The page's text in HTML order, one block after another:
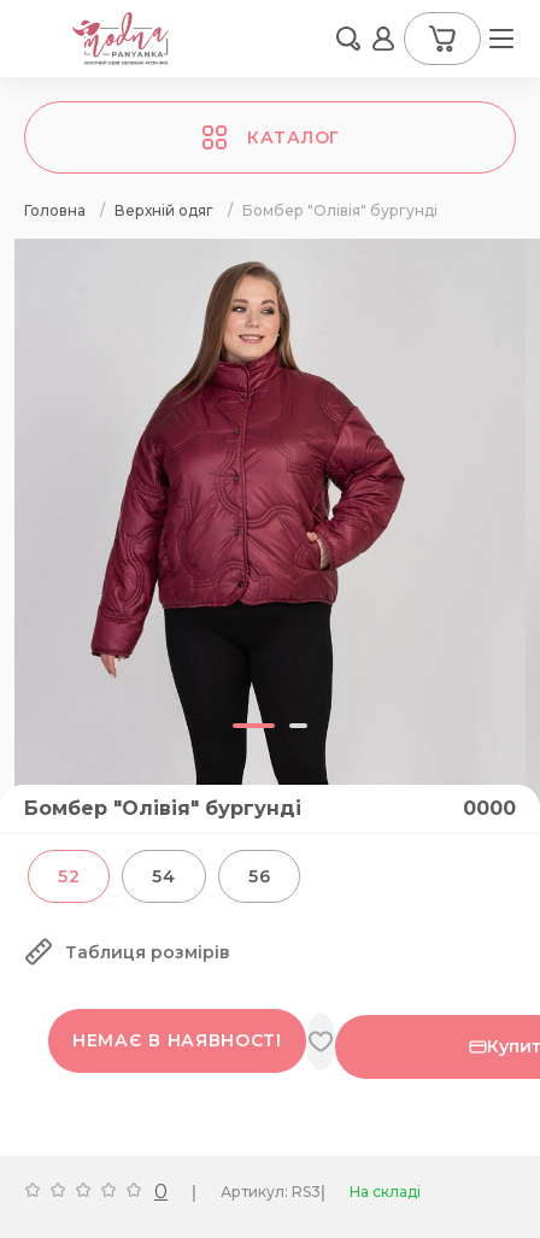
КАТАЛОГ
Головна / Верхній одяг / Бомбер "Олівія" бургунді
Бомбер "Олівія" бургунді 0000
52 54 56
Таблиця розмірів
НЕМАЄ В НАЯВНОСТІ
0 | Артикул: RS3| На складі